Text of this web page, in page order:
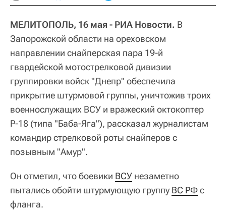
МЕЛИТОПОЛЬ, 16 мая - РИА Новости. В
Запорожской области на ореховском
направлении снайперская пара 19-й
гвардейской мотострелковой дивизии
группировки войск "Днепр" обеспечила
прикрытие штурмовой группы, уничтожив троих
военнослужащих ВСУ и вражеский октокоптер
Р-18 (типа "Баба-Яга"), рассказал журналистам
командир стрелковой роты снайперов с
позывным "Амур".
Он отметил, что боевики ВСУ незаметно
пытались обойти штурмующую группу ВС РФс
фланга.